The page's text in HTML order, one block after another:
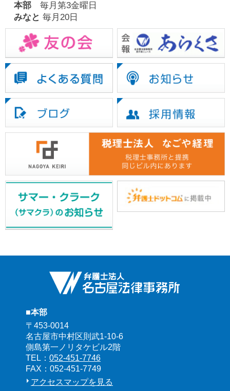
本部毎月第3金曜日
みなと 毎月20日
■本部
〒453-0014
名古屋市中村区則武1-10-6
側島第一ノリタケビル2階
TEL： 052-451-7746
FAX：052-451-7749
アクセスマップを見る